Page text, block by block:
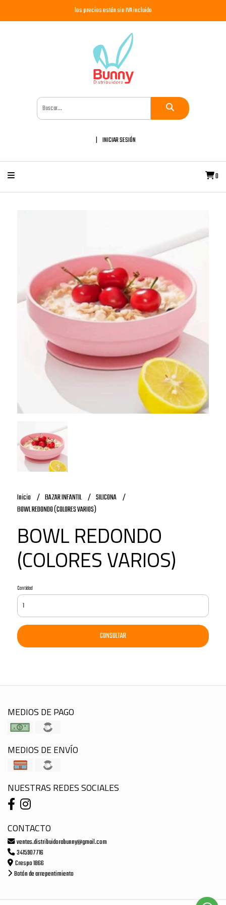
los precios están sin IVA incluido
INICIAR SESIÓN
0
Inicio BAZAR INFANTIL
SILICONA
BOWL REDONDO (COLORES VARIOS)
BOWL REDONDO
(COLORES VARIOS)
Cantidad
CONSULTAR
MEDIOS DE PAGO
MEDIOS DE ENVÍO
NUESTRAS REDES SOCIALES
CONTACTO
ventas.distribuidorabunny@gmail.com
3415907716
Crespo 1866
Botón de arrepentimiento